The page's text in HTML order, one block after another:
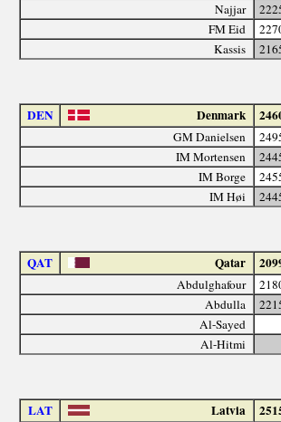
Najjar
FM Eid
Kassis
DEN Denmark
GM Danielsen
IM Mortensen
IM Borge
IM Høi
QAT Qatar
Abdulghafour
Abdulla
Al-Sayed
Al-Hitmi
LAT Latvia